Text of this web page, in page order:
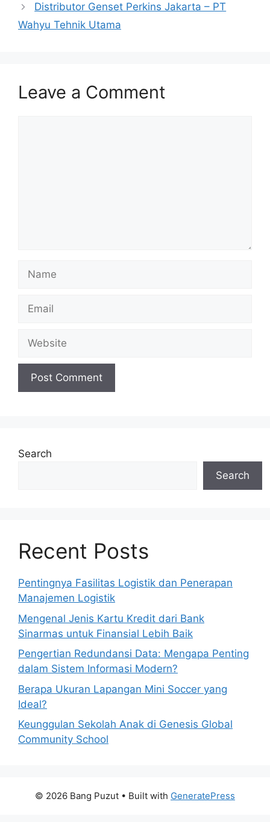
Distributor Genset Perkins Jakarta – PT
Wahyu Tehnik Utama
Leave a Comment
Name
Email
Website
Search
Search
Recent Posts
Pentingnya Fasilitas Logistik dan Penerapan
Manajemen Logistik
Mengenal Jenis Kartu Kredit dari Bank
Sinarmas untuk Finansial Lebih Baik
Pengertian Redundansi Data: Mengapa Penting
dalam Sistem Informasi Modern?
Berapa Ukuran Lapangan Mini Soccer yang
Ideal?
Keunggulan Sekolah Anak di Genesis Global
Community School
© 2026 Bang Puzut • Built with GeneratePress